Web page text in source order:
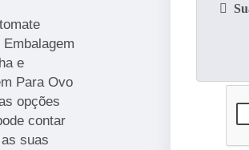
e
Para Ovo
opções
contar
suas